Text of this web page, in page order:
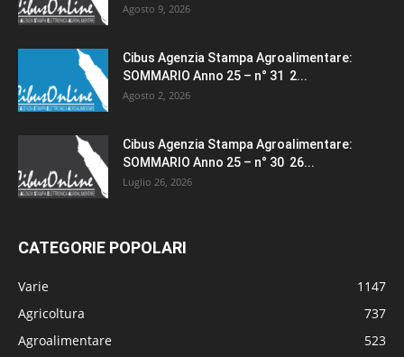
Agosto 9, 2026
Cibus Agenzia Stampa Agroalimentare:
SOMMARIO Anno 25 – n° 31 2...
Agosto 2, 2026
Cibus Agenzia Stampa Agroalimentare:
SOMMARIO Anno 25 – n° 30 26...
Luglio 26, 2026
CATEGORIE POPOLARI
Varie
1147
Agricoltura
737
Agroalimentare
523